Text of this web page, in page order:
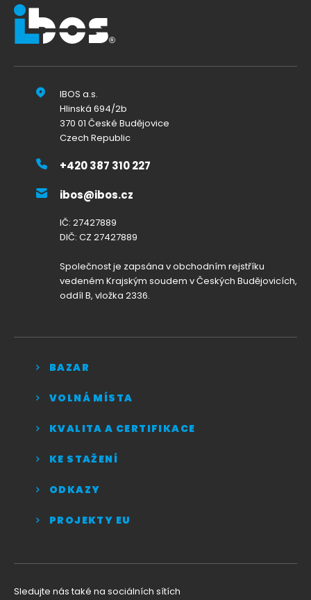
IBOS a.s.
Hlinská 694/2b
370 01 České Budějovice
Czech Republic
+420 387 310 227
ibos@ibos.cz
IČ: 27427889
DIČ: CZ 27427889
Společnost je zapsána v obchodním rejstříku
vedeném Krajským soudem v Českých Budějovicích,
oddíl B, vložka 2336.
BAZAR
VOLNÁ MÍSTA
KVALITA A CERTIFIKACE
KE STAŽENÍ
ODKAZY
PROJEKTY EU
Sledujte nás také na sociálních sítích